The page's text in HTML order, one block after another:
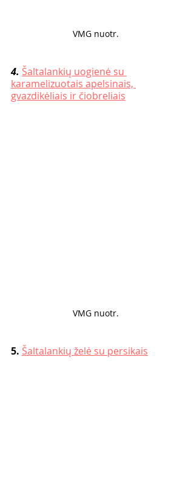
VMG nuotr.
4. Šaltalankių uogienė su
karamelizuotais apelsinais,
gvazdikėliais ir čiobreliais
VMG nuotr.
5. Šaltalankių želė su persikais